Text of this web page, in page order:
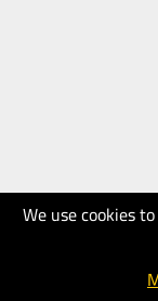
We use cookies